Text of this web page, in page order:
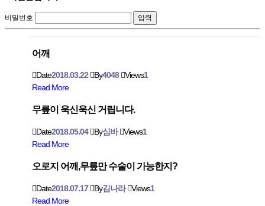
비밀번호
어깨
Date2018.03.22 By4048 Views1
Read More
무릎이 욱신욱신 거립니다.
Date2018.05.04 By심바 Views1
Read More
오로지 어깨,무릎만 수술이 가능한지?
Date2018.07.17 By김나라 Views1
Read More